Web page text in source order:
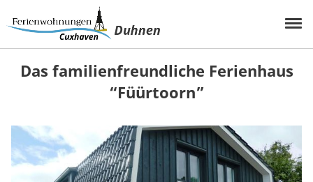
Das familienfreundliche Ferienhaus
“Füürtoorn”